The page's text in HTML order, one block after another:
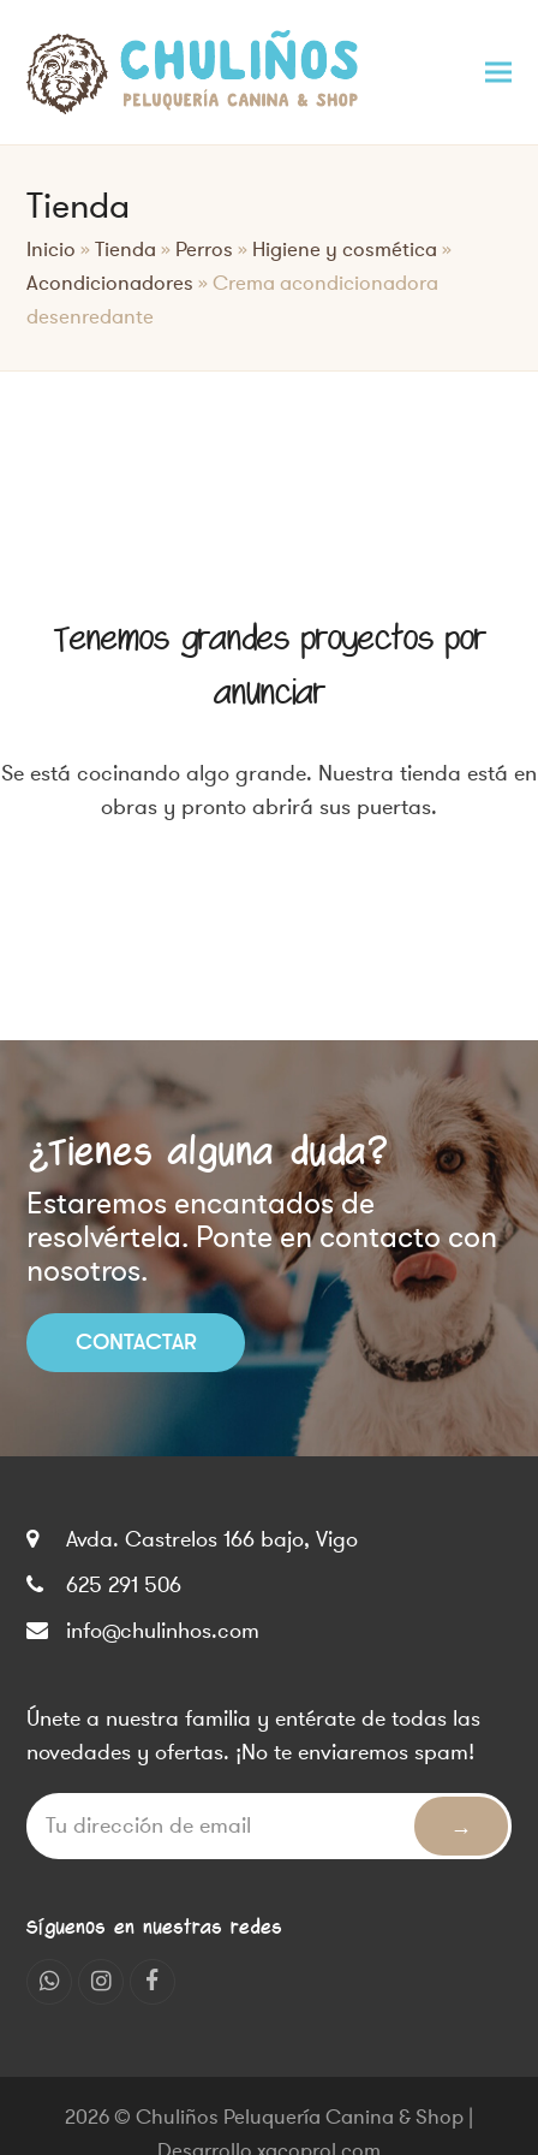
Tienda
Inicio »Tienda » Perros » Higiene y cosmética »
Acondicionadores »Crema acondicionadora
desenredante
Tenemos grandes proyectos por
anunciar
Se está cocinando algo grande. Nuestra tienda está en
obras y pronto abrirá sus puertas.
¿Tienes alguna duda?
Estaremos encantados de
resolvértela. Ponte en contacto con
nosotros.
CONTACTAR
Avda. Castrelos 166 bajo, Vigo
625 291 506
info@chulinhos.com
Únete a nuestra familia y entérate de todas las
novedades y ofertas. ¡No te enviaremos spam!
Síguenos en nuestras redes
Whatsapp
InstagramFacebook
2026 © Chuliños Peluquería Canina & Shop |